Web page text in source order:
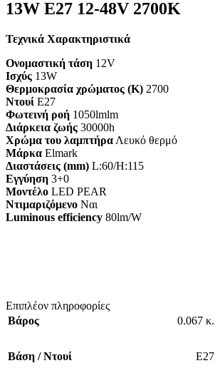
13W E27 12-48V 2700K
Τεχνικά Χαρακτηριστικά
Ονομαστική τάση 12V
Ισχύς 13W
Θερμοκρασία χρώματος (K) 2700
Ντουί E27
Φωτεινή ροή 1050lmlm
Διάρκεια ζωής 30000h
Χρώμα του λαμπτήρα Λευκό θερμό
Μάρκα Elmark
Διαστάσεις (mm) L:60/H:115
Εγγύηση 3+0
Mοντέλο LED PEAR
Ντιμαριζόμενο Ναι
Luminous efficiency 80lm/W
Επιπλέον πληροφορίες
Βάρος
0.067 κ.
Βάση / Ντουί E27